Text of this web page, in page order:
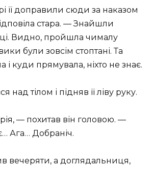
її доправили сюди за наказом
стара. — Знайшли
Видно, пройшла чималу
були зовсім стоптані. Та
куди прямувала, ніхто не знає.
над тілом і підняв її ліву руку.
— похитав він головою. —
Ага… Добраніч.
вечеряти, а доглядальниця,